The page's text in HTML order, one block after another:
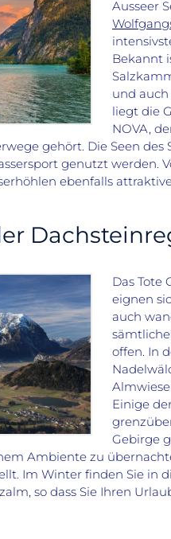
Ausseer
Bekannt
und
liegt die
NOVA,
gehört. Die Seen
genutzt werden.
ebenfalls
Das Tote
eignen
auch
offen. In
Einige
Gebirge
Ambiente zu
Im Winter finden Sie in
so dass Sie Ihren